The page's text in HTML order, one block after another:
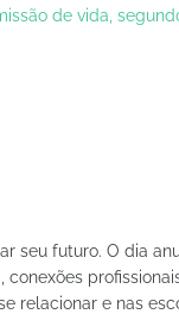
de vida,
seu futuro. O dia
conexões
relacionar e nas